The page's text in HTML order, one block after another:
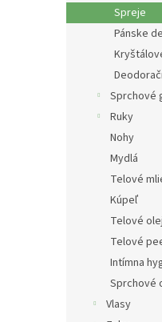
Spreje
Pánske
Sprchové
Ruky
Nohy
Mydlá
Telové
Kúpeľ
Telové
Telové
Intímna
Sprchové
Vlasy